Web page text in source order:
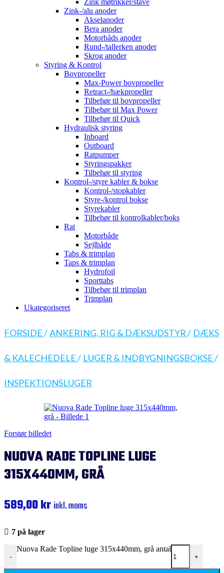
Zink møtrikker/stave
Zink-/alu anoder
Akselanoder
Bera anoder
Motorbåds anoder
Rund-/tallerken anoder
Skrog anoder
Styring & Kontrol
Bovpropeller
Max-Power bovpropeller
Retract-/hækpropeller
Tilbehør til bovpropeller
Tilbehør til Max Power
Tilbehør til Quick
Hydraulisk styring
Inboard
Outboard
Ratpumper
Styringspakker
Tilbehør til styring
Kontrol-/styre kabler & bokse
Kontrol-/stopkabler
Styre-/kontrol bokse
Styrekabler
Tilbehør til kontrolkabler/boks
Rat
Motorbåde
Sejlbåde
Tabs & trimplan
Taps & trimplan
Hydrofoil
Sporttabs
Tilbehør til trimplan
Trimplan
Ukategoriseret
FORSIDE/ANKERING, RIG & DÆKSUDSTYR/ DÆKS
& KALECHEDELE/ LUGER & INDBYGNINGSBOKSE/
INSPEKTIONSLUGER
Forstør billedet
NUOVA RADE TOPLINE LUGE
315X440MM, GRÅ
589,00kr inkl. moms
7 på lager
-
Nuova Rade Topline luge 315x440mm, grå antal
+